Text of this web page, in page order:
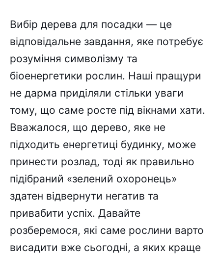
Вибір дерева для посадки — це
відповідальне завдання, яке потребує
розуміння символізму та
біоенергетики рослин. Наші пращури
не дарма приділяли стільки уваги
тому, що саме росте під вікнами хати.
Вважалося, що дерево, яке не
підходить енергетиці будинку, може
принести розлад, тоді як правильно
підібраний «зелений охоронець»
здатен відвернути негатив та
привабити успіх. Давайте
розберемося, які саме рослини варто
висадити вже сьогодні, а яких краще